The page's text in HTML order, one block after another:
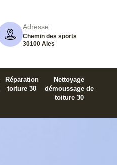
Adresse:
Chemin des sports
30100 Ales
Réparation
toiture 30
Nettoyage
démoussage de
toiture 30